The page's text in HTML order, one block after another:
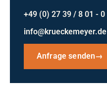
+49 (0) 27 39 / 8 01 - 0
info@krueckemeyer.de
Anfrage senden→